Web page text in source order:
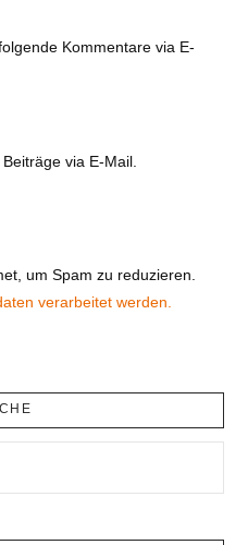
Kommentare via E-
via E-Mail.
um Spam zu reduzieren.
verarbeitet werden.